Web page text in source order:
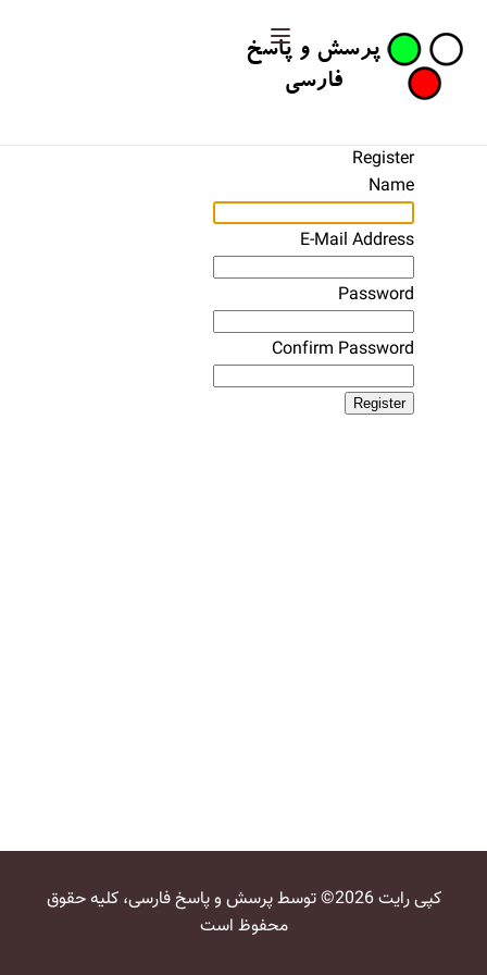
Register
Name
E-Mail Address
Password
Confirm Password
Register
کپی رایت 2026© توسط پرسش و پاسخ فارسی، کلیه حقوق
محفوظ است